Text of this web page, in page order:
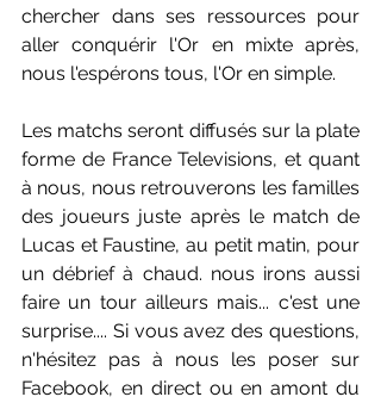
chercher dans ses ressources pour
aller conquérir l'Or en mixte après,
nous l'espérons tous, l'Or en simple.
Les matchs seront diffusés sur la plate
forme de France Televisions, et quant
à nous, nous retrouverons les familles
des joueurs juste après le match de
Lucas et Faustine, au petit matin, pour
un débrief à chaud. nous irons aussi
faire un tour ailleurs mais... c'est une
surprise.... Si vous avez des questions,
n'hésitez pas à nous les poser sur
Facebook, en direct ou en amont du